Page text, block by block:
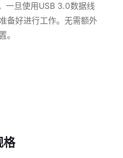
一旦使用USB 3.0数据线
备好进行工作。无需额外
。
格